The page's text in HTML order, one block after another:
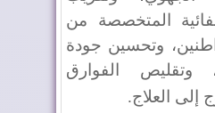
المتخصصة من
وتحسين جودة
وتقليص الفوارق
إلى العلاج.